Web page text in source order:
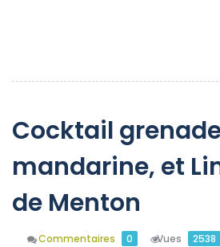
Cocktail
mandarine, et
de Menton
Commentaires 0 Vues 2538